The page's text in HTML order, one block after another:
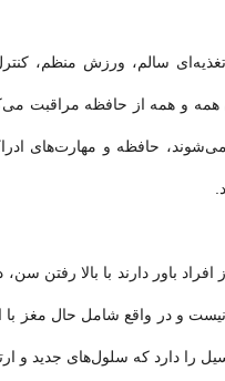
سالم، ورزش منظم،
همه و همه از حافظه مراقبت
حافظه و مهارت‌های
باور دارند با بالا رفتن
و در واقع شامل حال مغز با
را دارد که سلول‌های جدید و